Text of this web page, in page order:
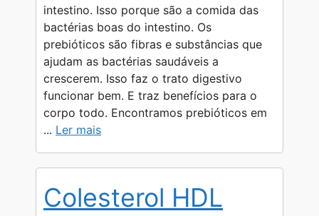
intestino. Isso porque são a comida das
bactérias boas do intestino. Os
prebióticos são fibras e substâncias que
ajudam as bactérias saudáveis a
crescerem. Isso faz o trato digestivo
funcionar bem. E traz benefícios para o
corpo todo. Encontramos prebióticos em
... Ler mais
Colesterol HDL